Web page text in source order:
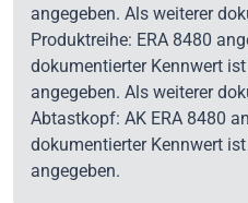
angegeben. Als weiterer
Produktreihe: ERA 8480
dokumentierter Kennwert
angegeben. Als weiterer
Abtastkopf: AK ERA 8480
dokumentierter Kennwert
angegeben.